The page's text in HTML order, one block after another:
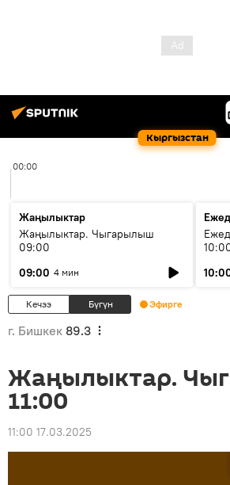
Кыргызстан
00:00
Жаңылыктар
Жаңылыктар. Чыгарылыш
09:00
09:00 4 мин
Кечээ Бүгүн Эфирге
г. Бишкек 89.3
Жаңылыктар.
11:00
11:00 17.03.2025